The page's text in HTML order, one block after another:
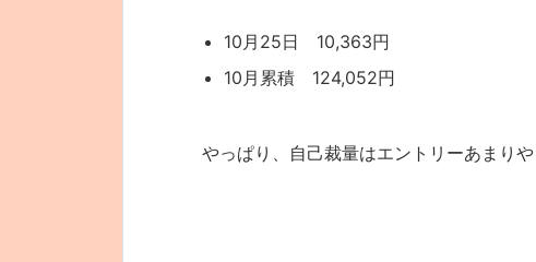
10月25日 10,363円
10月累積 124,052円
やっぱり、自己裁量はエントリーあまりや